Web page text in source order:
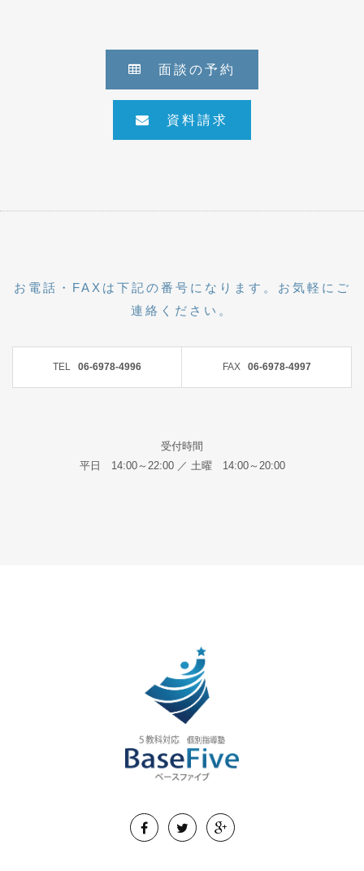
面談の予約
資料請求
お電話・FAXは下記の番号になります。お気軽にご
連絡ください。
TEL 06-6978-4996 FAX 06-6978-4997
受付時間
平日 14:00～22:00 ／ 土曜 14:00～20:00